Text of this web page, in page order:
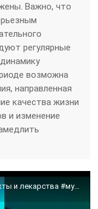
Важно, что
регулярные
возможна
направленная
качества жизни
и изменение
Как избежать аденомы простаты? Продукты и лекарства #мужскоездоровье #аденомапростаты